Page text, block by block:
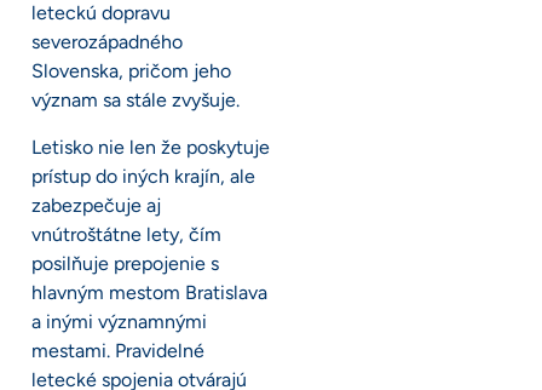
leteckú dopravu
severozápadného
Slovenska, pričom jeho
význam sa stále zvyšuje.
Letisko nie len že poskytuje
prístup do iných krajín, ale
zabezpečuje aj
vnútroštátne lety, čím
posilňuje prepojenie s
hlavným mestom Bratislava
a inými významnými
mestami. Pravidelné
letecké spojenia otvárajú